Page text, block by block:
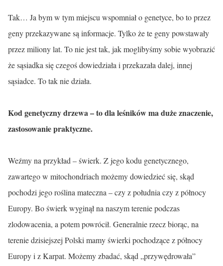
Tak… Ja bym w tym miejscu wspomniał o genetyce, bo to przez
geny przekazywane są informacje. Tylko że te geny powstawały
przez miliony lat. To nie jest tak, jak moglibyśmy sobie wyobrazić
że sąsiadka się czegoś dowiedziała i przekazała dalej, innej
sąsiadce. To tak nie działa.
Kod genetyczny drzewa – to dla leśników ma duże znaczenie,
zastosowanie praktyczne.
Weźmy na przykład – świerk. Z jego kodu genetycznego,
zawartego w mitochondriach możemy dowiedzieć się, skąd
pochodzi jego roślina mateczna – czy z południa czy z północy
Europy. Bo świerk wyginął na naszym terenie podczas
zlodowacenia, a potem powrócił. Generalnie rzecz biorąc, na
terenie dzisiejszej Polski mamy świerki pochodzące z północy
Europy i z Karpat. Możemy zbadać, skąd „przywędrowała”